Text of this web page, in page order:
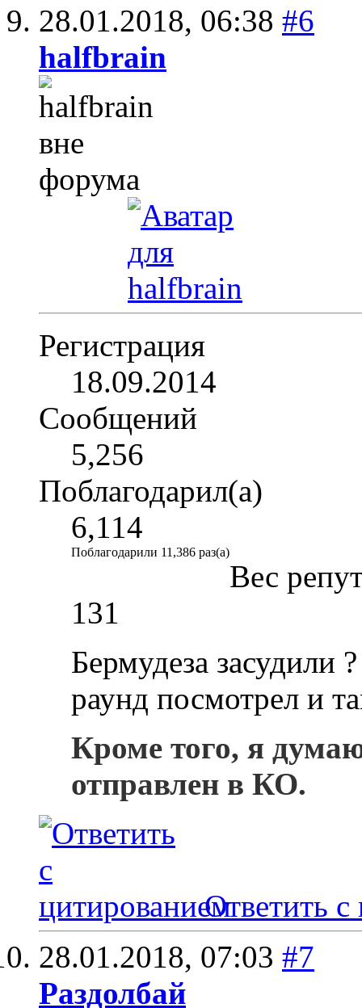
28.01.2018, 06:38 #6
halfbrain
Регистрация
18.09.2014
Сообщений
5,256
Поблагодарил(а)
6,114
Поблагодарили 11,386 раз(а)
Вес
131
Бермудеза засудили
раунд посмотрел и
Кроме того, я
отправлен в КО.
Ответить с
28.01.2018, 07:03 #7
Раздолбай